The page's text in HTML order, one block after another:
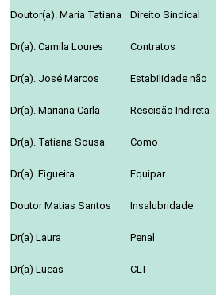
Doutor(a). Maria Tatiana
Direito Sindical
Dr(a). Camila Loures
Contratos
Dr(a). José Marcos
Estabilidade não
Dr(a). Mariana Carla
Rescisão Indireta
Dr(a). Tatiana Sousa
Como
Dr(a). Figueira
Equipar
Doutor Matias Santos
Insalubridade
Dr(a) Laura
Penal
Dr(a) Lucas
CLT